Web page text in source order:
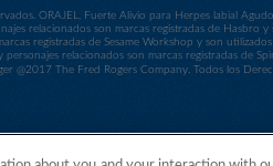
ORAJEL, Fuerte Alivio para Herpes labial
relacionados son marcas registradas de
registradas de Sesame Workshop y son
relacionados son marcas registradas de
@2017 The Fred Rogers Company. Todos los